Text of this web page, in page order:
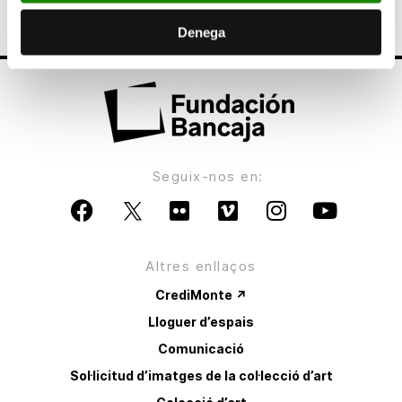
Denega
Seguix-nos en:
Altres enllaços
CrediMonte ↗
Lloguer d’espais
Comunicació
Sol·licitud d’imatges de la col·lecció d’art